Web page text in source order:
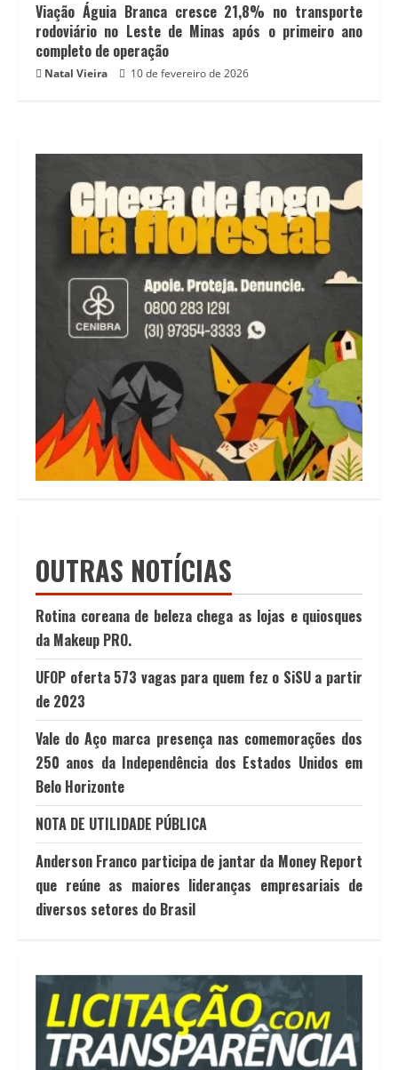
Viação Águia Branca cresce 21,8% no transporte
rodoviário no Leste de Minas após o primeiro ano
completo de operação
Natal Vieira 10 de fevereiro de 2026
OUTRAS NOTÍCIAS
Rotina coreana de beleza chega as lojas e quiosques
da Makeup PRO.
UFOP oferta 573 vagas para quem fez o SiSU a partir
de 2023
Vale do Aço marca presença nas comemorações dos
250 anos da Independência dos Estados Unidos em
Belo Horizonte
NOTA DE UTILIDADE PÚBLICA
Anderson Franco participa de jantar da Money Report
que reúne as maiores lideranças empresariais de
diversos setores do Brasil